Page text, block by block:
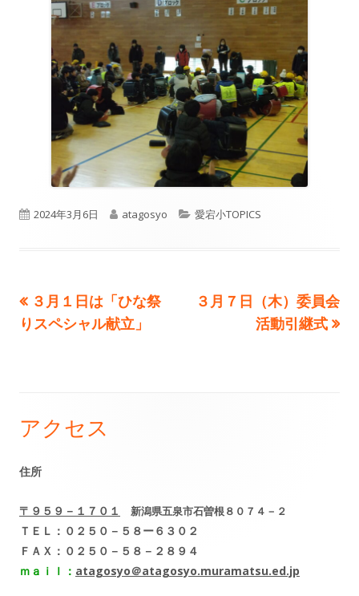
公
2024年3月6日
作
atagosyo
カ
リ
愛宕小TOPICS
投
稿
ゲ
ー
シ
ョ
ン
前
の
３月１日は「ひな祭
りスペシャル献立」
次
３月７日（木）委員会
活動引継式
メ
イ
サ
イ
アクセス
住所
〒９５９－１７０１ 新潟県五泉市石曽根８０７４－２
ＴＥＬ：０２５０－５８ー６３０２
ＦＡＸ：０２５０－５８－２８９４
ｍａｉｌ： atagosyo＠atagosyo.muramatsu.ed.jp